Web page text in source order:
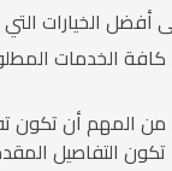
أفضل الخيارات
الخدمات
من المهم أن
تكون التفاصيل